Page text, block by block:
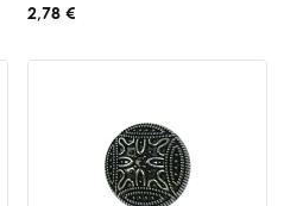
2,78 €